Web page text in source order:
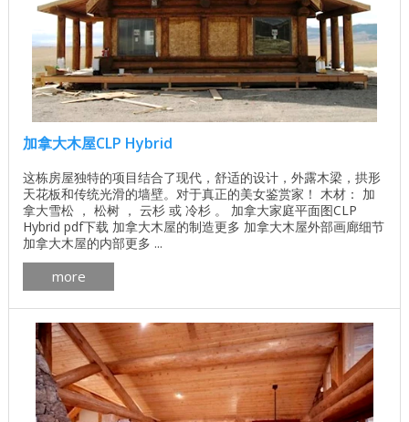
加拿大木屋CLP Hybrid
这栋房屋独特的项目结合了现代，舒适的设计，外露木梁，拱形
天花板和传统光滑的墙壁。对于真正的美女鉴赏家！ 木材： 加
拿大雪松 ， 松树 ， 云杉 或 冷杉 。 加拿大家庭平面图CLP
Hybrid pdf下载 加拿大木屋的制造更多 加拿大木屋外部画廊细节
加拿大木屋的内部更多 ...
more